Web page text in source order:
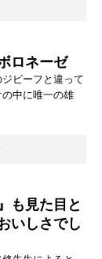
ロネーゼ
ビーフと違って
中に唯一の雄
も見た目と
いしさでし